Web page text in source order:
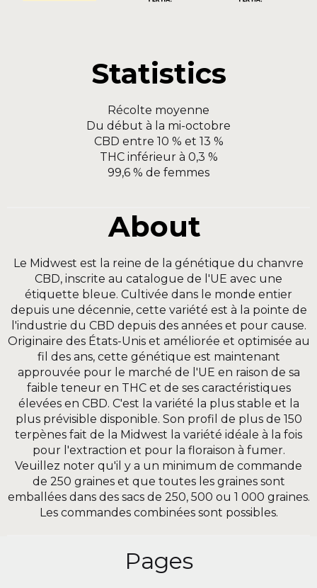
Statistics
Récolte moyenne
Du début à la mi-octobre
CBD entre 10 % et 13 %
THC inférieur à 0,3 %
99,6 % de femmes
About
Le Midwest est la reine de la génétique du chanvre
CBD, inscrite au catalogue de l'UE avec une
étiquette bleue. Cultivée dans le monde entier
depuis une décennie, cette variété est à la pointe de
l'industrie du CBD depuis des années et pour cause.
Originaire des États-Unis et améliorée et optimisée au
fil des ans, cette génétique est maintenant
approuvée pour le marché de l'UE en raison de sa
faible teneur en THC et de ses caractéristiques
élevées en CBD. C'est la variété la plus stable et la
plus prévisible disponible. Son profil de plus de 150
terpènes fait de la Midwest la variété idéale à la fois
pour l'extraction et pour la floraison à fumer.
Veuillez noter qu'il y a un minimum de commande
de 250 graines et que toutes les graines sont
emballées dans des sacs de 250, 500 ou 1 000 graines.
Les commandes combinées sont possibles.
Pages